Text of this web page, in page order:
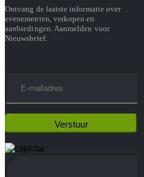
Ontvang de laatste informatie over
evenementen, verkopen en
aanbiedingen. Aanmelden voor
Nieuwsbrief: